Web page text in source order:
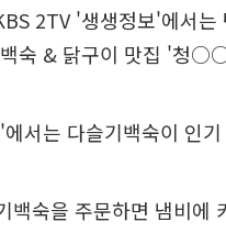
2TV '생생정보'에서
백숙 & 닭구이 맛집 '청
는 다슬기백숙이 인기
백숙을 주문하면 냄비에